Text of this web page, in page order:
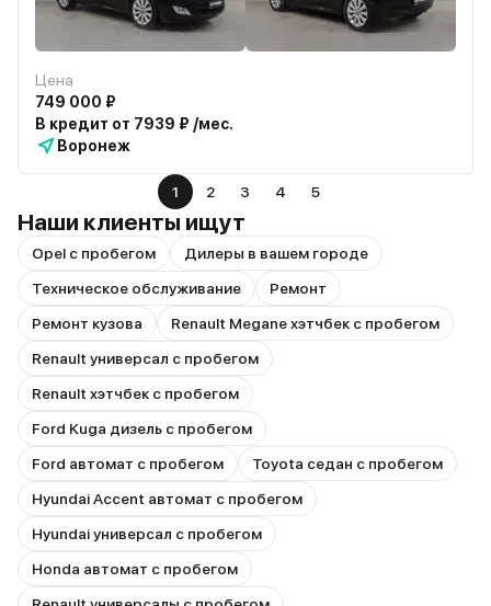
Цена
749 000 ₽
В кредит от 7939 ₽ /мес.
Воронеж
1 2 3 4 5
Наши клиенты ищут
Opel с пробегом
Дилеры в вашем городе
Техническое обслуживание
Ремонт
Ремонт кузова
Renault Megane хэтчбек с пробегом
Renault универсал с пробегом
Renault хэтчбек с пробегом
Ford Kuga дизель с пробегом
Ford автомат с пробегом
Toyota седан с пробегом
Hyundai Accent автомат с пробегом
Hyundai универсал с пробегом
Honda автомат с пробегом